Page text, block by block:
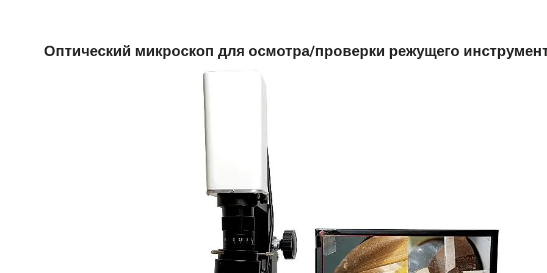
Оптический микроскоп для осмотра/проверки режущего